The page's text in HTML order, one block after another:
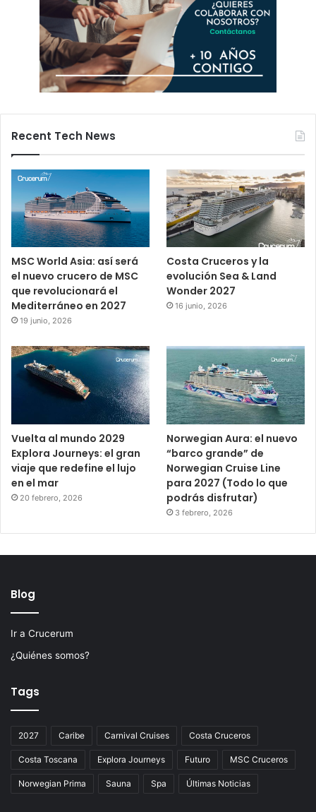
Recent Tech News
MSC World Asia: así será
el nuevo crucero de MSC
que revolucionará el
Mediterráneo en 2027
19 junio, 2026
Costa Cruceros y la
evolución Sea & Land
Wonder 2027
16 junio, 2026
Vuelta al mundo 2029
Explora Journeys: el gran
viaje que redefine el lujo
en el mar
20 febrero, 2026
Norwegian Aura: el nuevo
“barco grande” de
Norwegian Cruise Line
para 2027 (Todo lo que
podrás disfrutar)
3 febrero, 2026
Blog
Ir a Crucerum
¿Quiénes somos?
Tags
2027 Caribe Carnival Cruises Costa Cruceros
Costa Toscana Explora Journeys Futuro MSC Cruceros
Norwegian Prima Sauna Spa Últimas Noticias